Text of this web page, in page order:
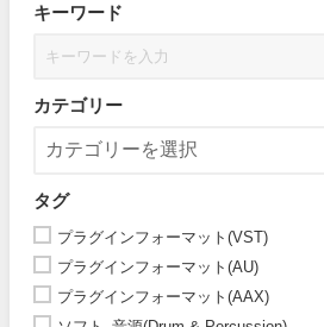
キーワード
カテゴリー
タグ
プラグインフォーマット(VST)
プラグインフォーマット(AU)
プラグインフォーマット(AAX)